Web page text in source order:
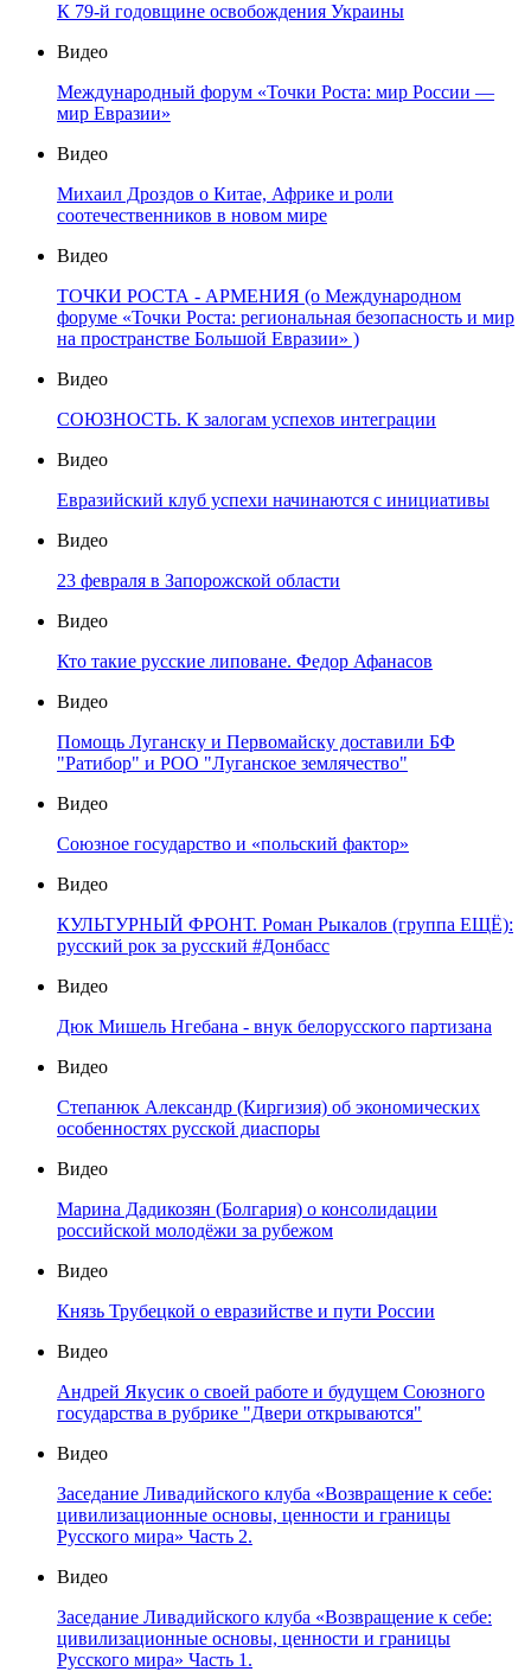
К 79-й годовщине освобождения Украины
Видео
Международный форум «Точки Роста: мир России —
мир Евразии»
Видео
Михаил Дроздов о Китае, Африке и роли
соотечественников в новом мире
Видео
ТОЧКИ РОСТА - АРМЕНИЯ (о Международном
форуме «Точки Роста: региональная безопасность и мир
на пространстве Большой Евразии» )
Видео
СОЮЗНОСТЬ. К залогам успехов интеграции
Видео
Евразийский клуб успехи начинаются с инициативы
Видео
23 февраля в Запорожской области
Видео
Кто такие русские липоване. Федор Афанасов
Видео
Помощь Луганску и Первомайску доставили БФ
"Ратибор" и РОО "Луганское землячество"
Видео
Союзное государство и «польский фактор»
Видео
КУЛЬТУРНЫЙ ФРОНТ. Роман Рыкалов (группа ЕЩЁ):
русский рок за русский #Донбасс
Видео
Дюк Мишель Нгебана - внук белорусского партизана
Видео
Степанюк Александр (Киргизия) об экономических
особенностях русской диаспоры
Видео
Марина Дадикозян (Болгария) о консолидации
российской молодёжи за рубежом
Видео
Князь Трубецкой о евразийстве и пути России
Видео
Андрей Якусик о своей работе и будущем Союзного
государства в рубрике "Двери открываются"
Видео
Заседание Ливадийского клуба «Возвращение к себе:
цивилизационные основы, ценности и границы
Русского мира» Часть 2.
Видео
Заседание Ливадийского клуба «Возвращение к себе:
цивилизационные основы, ценности и границы
Русского мира» Часть 1.